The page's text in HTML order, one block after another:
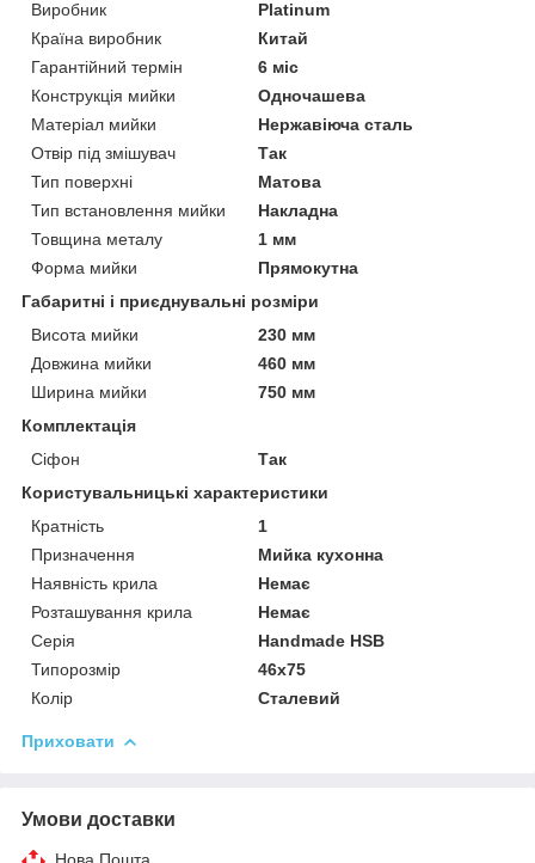
Виробник
Platinum
Країна виробник
Китай
Гарантійний термін
6 міс
Конструкція мийки
Одночашева
Матеріал мийки
Нержавіюча сталь
Отвір під змішувач
Так
Тип поверхні
Матова
Тип встановлення мийки
Накладна
Товщина металу
1 мм
Форма мийки
Прямокутна
Габаритні і приєднувальні розміри
Висота мийки
230 мм
Довжина мийки
460 мм
Ширина мийки
750 мм
Комплектація
Сіфон
Так
Користувальницькі характеристики
Кратність
1
Призначення
Мийка кухонна
Наявність крила
Немає
Розташування крила
Немає
Серія
Handmade HSB
Типорозмір
46x75
Колір
Сталевий
Приховати
Умови доставки
Нова Пошта